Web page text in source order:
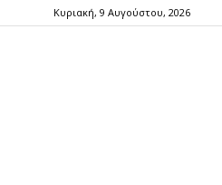
Κυριακή, 9 Αυγούστου, 2026